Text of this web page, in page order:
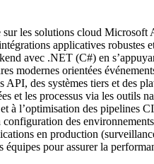
les solutions cloud Microsoft
applicatives robustes
avec .NET (C#) en
modernes orientées
API, des systèmes tiers et des
et les processus via les outils
à l’optimisation des pipelines
configuration des
en production
équipes pour assurer la